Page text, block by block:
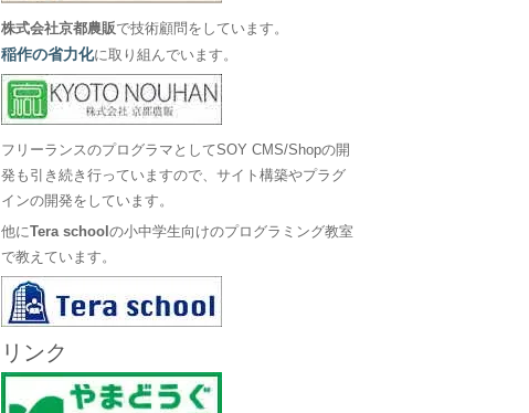
株式会社京都農販で技術顧問をしています。
稲作の省力化に取り組んでいます。
フリーランスのプログラマとしてSOY CMS/Shopの開
発も引き続き行っていますので、サイト構築やプラグ
インの開発をしています。
他にTera schoolの小中学生向けのプログラミング教室
で教えています。
リンク